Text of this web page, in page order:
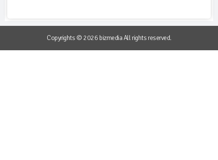
Copyrights © 2026 bizmedia All rights reserved.